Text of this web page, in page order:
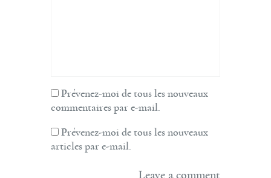
Prévenez-moi de tous les nouveaux
commentaires par e-mail.
Prévenez-moi de tous les nouveaux
articles par e-mail.